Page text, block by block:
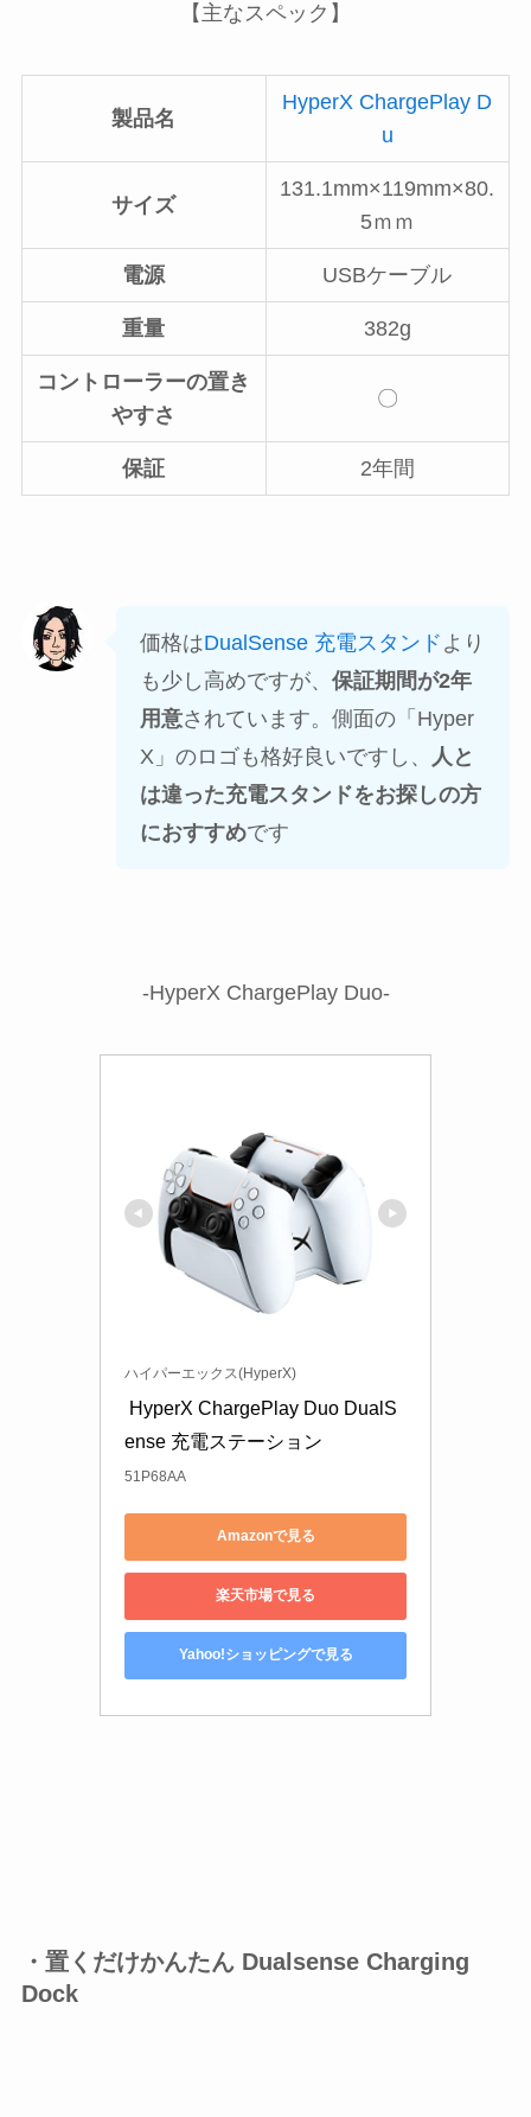
【主なスペック】
製品名
HyperX ChargePlay D
u
サイズ
131.1mm×119mm×80.
5ｍｍ
電源 USBケーブル
重量 382g
コントローラーの置き
やすさ
〇
保証 2年間
価格はDualSense 充電スタンド より
も少し高めですが、 保証期間が2年
用意されています。側面の「Hyper
X」のロゴも格好良いですし、
人と
は違った充電スタンドをお探しの方
におすすめです
-HyperX ChargePlay Duo-
ハイパーエックス(HyperX)
ense 充電ステーション
51P68AA
Amazonで見る
楽天市場で見る
Yahoo!ショッピングで見る
・置くだけかんたん Dualsense Charging
Dock